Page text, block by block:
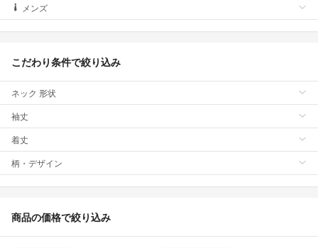
メンズ
こだわり条件で絞り込み
ネック 形状
袖丈
着丈
柄・デザイン
商品の価格で絞り込み